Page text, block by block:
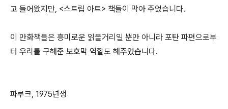
고 들어왔지만, <스트립 아트> 책들이 막아 주었습니다.
이 만화책들은 흥미로운 읽을거리일 뿐만 아니라 포탄 파편으로부
터 우리를 구해준 보호막 역할도 해주었습니다.
파루크, 1975년생